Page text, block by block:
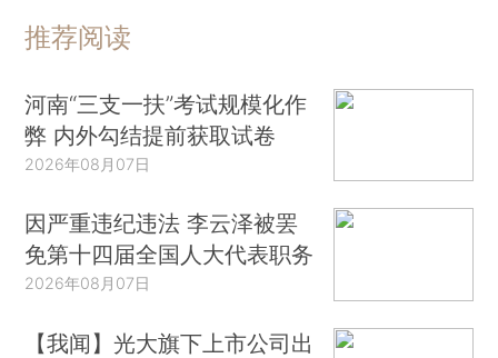
推荐阅读
河南“三支一扶”考试规模化作
弊 内外勾结提前获取试卷
2026年08月07日
因严重违纪违法 李云泽被罢
免第十四届全国人大代表职务
2026年08月07日
【我闻】光大旗下上市公司出